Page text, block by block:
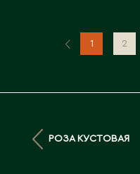
1 2
РОЗА КУСТОВАЯ